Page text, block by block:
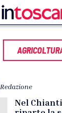
Redazione
Nel